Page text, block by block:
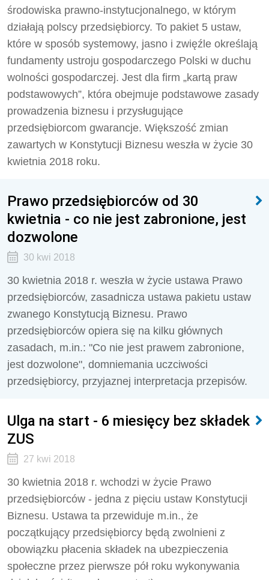
środowiska prawno-instytucjonalnego, w którym
działają polscy przedsiębiorcy. To pakiet 5 ustaw,
które w sposób systemowy, jasno i zwięźle określają
fundamenty ustroju gospodarczego Polski w duchu
wolności gospodarczej. Jest dla firm „kartą praw
podstawowych”, która obejmuje podstawowe zasady
prowadzenia biznesu i przysługujące
przedsiębiorcom gwarancje. Większość zmian
zawartych w Konstytucji Biznesu weszła w życie 30
kwietnia 2018 roku.
Prawo przedsiębiorców od 30
kwietnia - co nie jest zabronione, jest
dozwolone
30 kwi 2018
30 kwietnia 2018 r. weszła w życie ustawa Prawo
przedsiębiorców, zasadnicza ustawa pakietu ustaw
zwanego Konstytucją Biznesu. Prawo
przedsiębiorców opiera się na kilku głównych
zasadach, m.in.: "Co nie jest prawem zabronione,
jest dozwolone", domniemania uczciwości
przedsiębiorcy, przyjaznej interpretacja przepisów.
Ulga na start - 6 miesięcy bez składek
ZUS
27 kwi 2018
30 kwietnia 2018 r. wchodzi w życie Prawo
przedsiębiorców - jedna z pięciu ustaw Konstytucji
Biznesu. Ustawa ta przewiduje m.in., że
początkujący przedsiębiorcy będą zwolnieni z
obowiązku płacenia składek na ubezpieczenia
społeczne przez pierwsze pół roku wykonywania